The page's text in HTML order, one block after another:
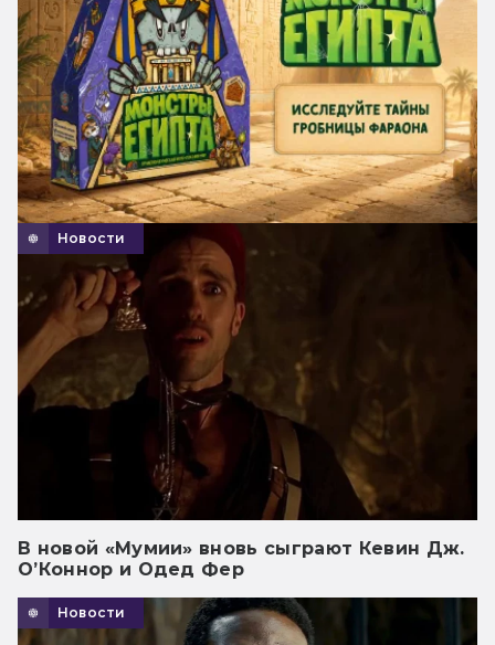
Новости
В новой «Мумии» вновь сыграют Кевин Дж.
О’Коннор и Одед Фер
Новости